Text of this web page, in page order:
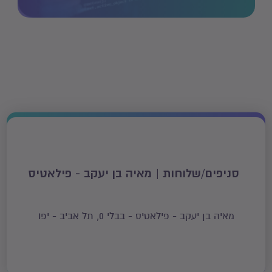
אנו מזמינים כל אחד ואחת לבוא ולהתרשם מהתוכנית המקצועית
סניפים/שלוחות | מאיה בן יעקב - פילאטיס
מאיה בן יעקב - פילאטיס - בבלי 0, תל אביב - יפו